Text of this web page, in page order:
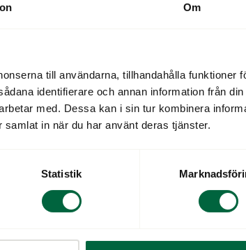
Om
till användarna, tillhandahålla funktioner
identifierare och annan information från din
med. Dessa kan i sin tur kombinera
in när du har använt deras tjänster.
Statistik
PROGRESSIVA LINSER